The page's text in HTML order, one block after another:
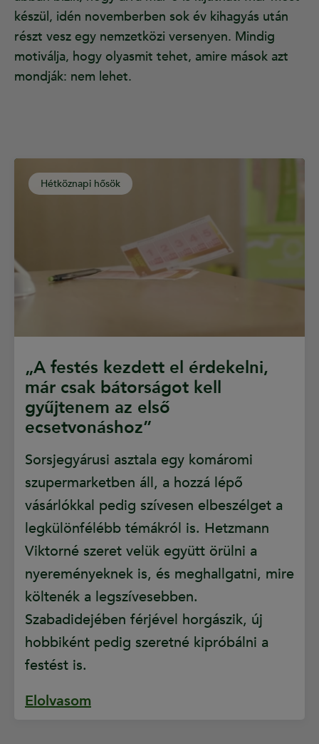
készül, idén novemberben sok év kihagyás után
részt vesz egy nemzetközi versenyen. Mindig
motiválja, hogy olyasmit tehet, amire mások azt
mondják: nem lehet.
Hétköznapi hősök
„A festés kezdett el érdekelni,
már csak bátorságot kell
gyűjtenem az első
ecsetvonáshoz”
Sorsjegyárusi asztala egy komáromi
szupermarketben áll, a hozzá lépő
vásárlókkal pedig szívesen elbeszélget a
legkülönfélébb témákról is. Hetzmann
Viktorné szeret velük együtt örülni a
nyereményeknek is, és meghallgatni, mire
költenék a legszívesebben.
Szabadidejében férjével horgászik, új
hobbiként pedig szeretné kipróbálni a
festést is.
Elolvasom